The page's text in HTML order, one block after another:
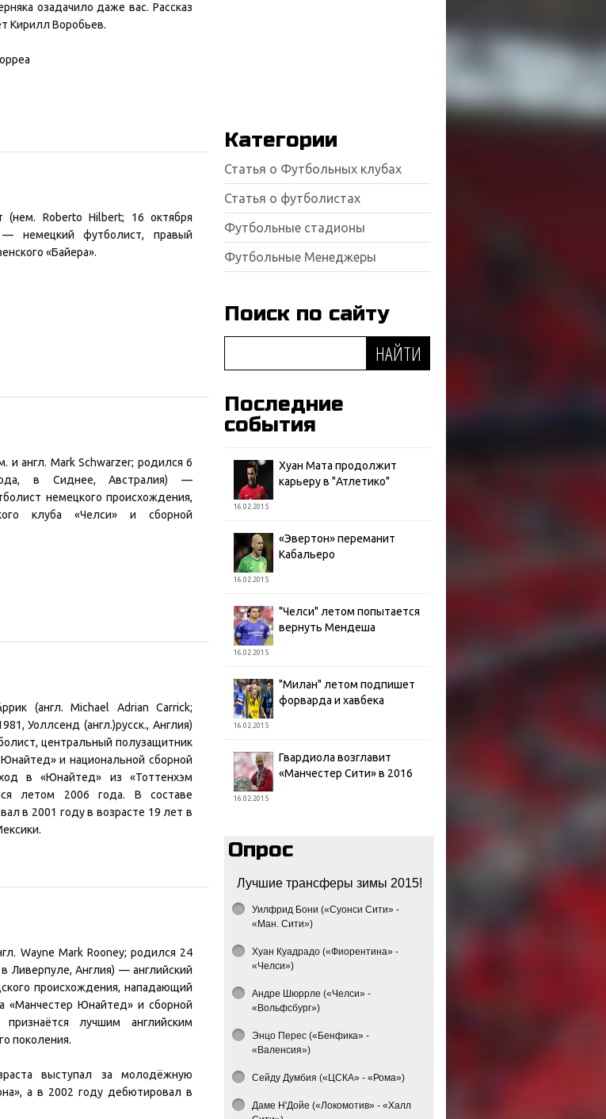
озадачило даже вас. Рассказ
Кирилл Воробьев.
30 000 000 евро
(нем. Roberto Hilbert; 16 октября
немецкий футболист, правый
«Байера».
и англ. Mark Schwarzer; родился 6
в Сиднее, Австралия) —
немецкого происхождения,
клуба «Челси» и сборной
(англ. Michael Adrian Carrick;
Уоллсенд (англ.)русск., Англия)
центральный полузащитник
и национальной сборной
в «Юнайтед» из «Тоттенхэм
летом 2006 года. В составе
в 2001 году в возрасте 19 лет в
Wayne Mark Rooney; родился 24
Ливерпуле, Англия) — английский
происхождения, нападающий
«Манчестер Юнайтед» и сборной
лучшим английским
поколения.
выступал за молодёжную
а в 2002 году дебютировал в
Категории
Статья о Футбольных клубах
Статья о футболистах
Футбольные стадионы
Футбольные Менеджеры
Поиск по сайту
Последние
события
16.02.2015
Хуан Мата продолжит
карьеру в "Атлетико"
16.02.2015
«Эвертон» переманит
Кабальеро
16.02.2015
"Челси" летом попытается
вернуть Мендеша
16.02.2015
"Милан" летом подпишет
форварда и хавбека
16.02.2015
Гвардиола возглавит
«Манчестер Сити» в 2016
Опрос
Лучшие трансферы зимы 2015!
Уилфрид Бони («Суонси Сити» -
«Ман. Сити»)
Хуан Куадрадо («Фиорентина» -
«Челси»)
Андре Шюррле («Челси» -
«Вольфсбург»)
Энцо Перес («Бенфика» -
«Валенсия»)
Сейду Думбия («ЦСКА» - «Рома»)
Даме Н'Дойе («Локомотив» - «Халл